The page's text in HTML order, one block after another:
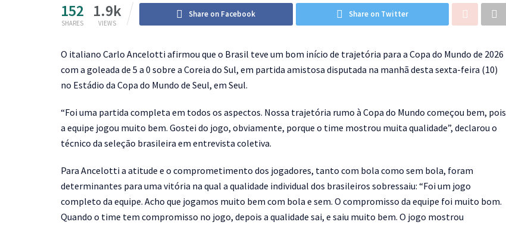
152
SHARES
1.9k
VIEWS
Share on Facebook Share on Twitter
O italiano Carlo Ancelotti afirmou que o Brasil teve um bom início de trajetória para a Copa do Mundo de 2026
com a goleada de 5 a 0 sobre a Coreia do Sul, em partida amistosa disputada na manhã desta sexta-feira (10)
no Estádio da Copa do Mundo de Seul, em Seul.
“Foi uma partida completa em todos os aspectos. Nossa trajetória rumo à Copa do Mundo começou bem, pois
a equipe jogou muito bem. Gostei do jogo, obviamente, porque o time mostrou muita qualidade”, declarou o
técnico da seleção brasileira em entrevista coletiva.
Para Ancelotti a atitude e o comprometimento dos jogadores, tanto com bola como sem bola, foram
determinantes para uma vitória na qual a qualidade individual dos brasileiros sobressaiu: “Foi um jogo
completo da equipe. Acho que jogamos muito bem com bola e sem. O compromisso da equipe foi muito bom.
Quando o time tem compromisso no jogo, depois a qualidade sai, e saiu muito bem. O jogo mostrou